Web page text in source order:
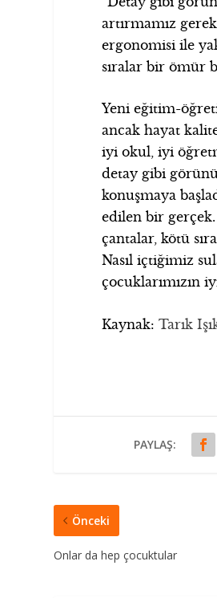
artırmamız
ergonomisi ile
sıralar bir ömür
Yeni eğitim-
ancak hayat
iyi okul, iyi
detay gibi
konuşmaya
edilen bir gerçek.
çantalar, kötü
Nasıl içtiğimiz
çocuklarımızın
Kaynak:Tarık
PAYLAŞ:
Önceki
Onlar da hep çocuktular